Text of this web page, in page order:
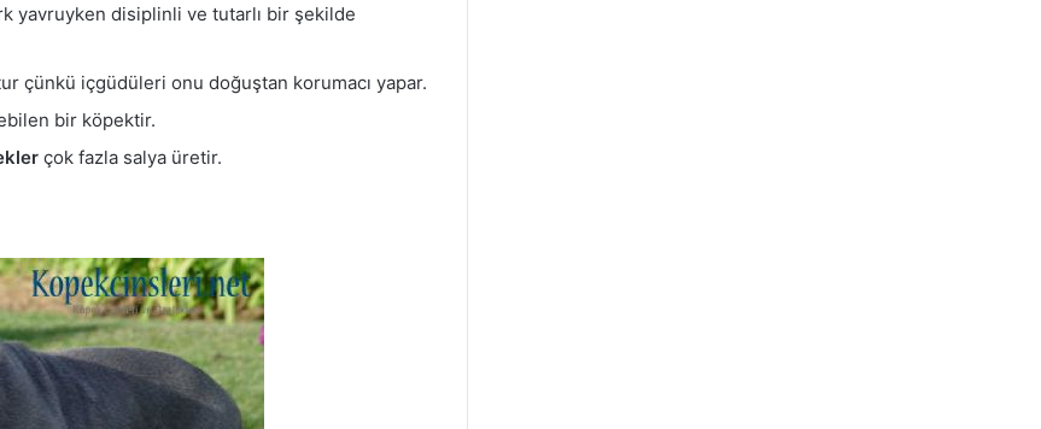
yavruyken disiplinli ve tutarlı bir şekilde
çünkü içgüdüleri onu doğuştan korumacı yapar.
bir köpektir.
çok fazla salya üretir.